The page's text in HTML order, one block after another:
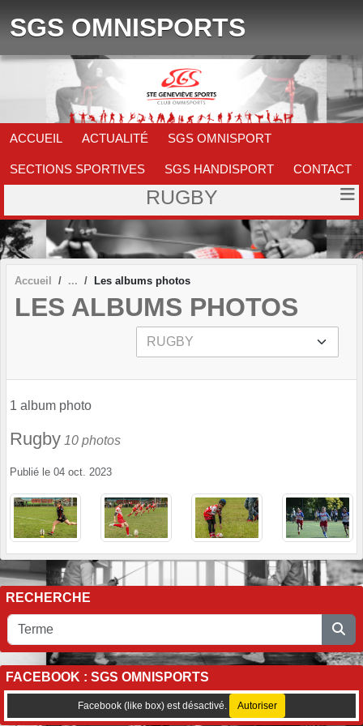
SGS OMNISPORTS
ACCUEIL ACTUALITÉ SGS OMNISPORT
SECTIONS SPORTIVES SGS HANDISPORT CONTACT
RUGBY
Accueil Les albums photos
LES ALBUMS PHOTOS
1 album photo
Rugby 10 photos
Publié le 04 oct. 2023
RECHERCHE
FACEBOOK : SGS OMNISPORTS
Facebook (like box) est désactivé. Autoriser